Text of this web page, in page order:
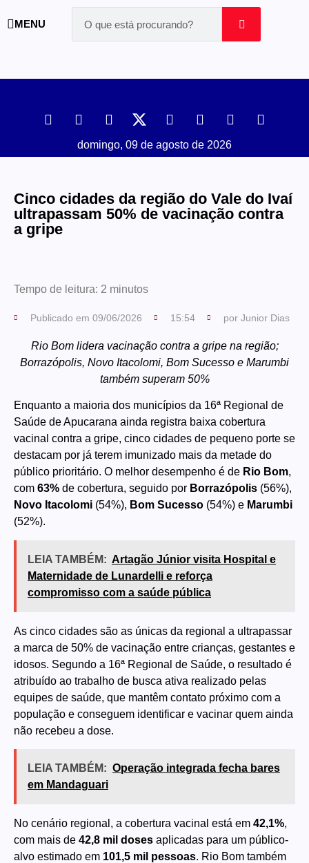
MENU
domingo, 09 de agosto de 2026
Cinco cidades da região do Vale do Ivaí
ultrapassam 50% de vacinação contra
a gripe
Tempo de leitura: 2 minutos
Publicado em 09/06/2026 15:54 por Junior Dias
Rio Bom lidera vacinação contra a gripe na região;
Borrazópolis, Novo Itacolomi, Bom Sucesso e Marumbi
também superam 50%
Enquanto a maioria dos municípios da 16ª Regional de
Saúde de Apucarana ainda registra baixa cobertura
vacinal contra a gripe, cinco cidades de pequeno porte se
destacam por já terem imunizado mais da metade do
público prioritário. O melhor desempenho é de Rio Bom,
com 63% de cobertura, seguido por Borrazópolis (56%),
Novo Itacolomi (54%), Bom Sucesso (54%) e Marumbi
(52%).
LEIA TAMBÉM: Artagão Júnior visita Hospital e
Maternidade de Lunardelli e reforça
compromisso com a saúde pública
As cinco cidades são as únicas da regional a ultrapassar
a marca de 50% de vacinação entre crianças, gestantes e
idosos. Segundo a 16ª Regional de Saúde, o resultado é
atribuído ao trabalho de busca ativa realizado pelas
equipes de saúde, que mantêm contato próximo com a
população e conseguem identificar e vacinar quem ainda
não recebeu a dose.
LEIA TAMBÉM: Operação integrada fecha bares
em Mandaguari
No cenário regional, a cobertura vacinal está em 42,1%,
com mais de 42,8 mil doses aplicadas para um público-
alvo estimado em 101,5 mil pessoas. Rio Bom também